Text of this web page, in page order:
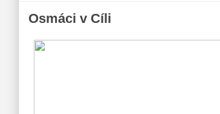
Osmáci v Cíli